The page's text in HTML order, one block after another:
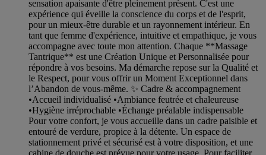
sensation apaisante d'être pleinement présent. C'est une
expérience qui éveille la conscience du corps et de l'esprit,
pour un mieux-être durable et un rayonnement intérieur. En
tant que femme d'expérience, intuitive et empathique, je vous
accompagne avec toute mon attention. Chaque **Massage
Tantrique** est une Création Unique et Personnalisée pour
répondre à vos besoins. Ma démarche repose sur la Qualité et
le Respect, pour vous offrir un Moment Exceptionnel dans
l’Abandon de vous-même. ✨ Cadre & accompagnement
•Accueil individualisé •Ambiance feutrée et chaleureuse
•Hygiène irréprochable •Échange préalable indispensable
Pour votre confort, je vous accueille dans un cadre paisible et
entouré de verdure, propice à la détente. Un espace de
stationnement privé et sécurisé est à votre disposition, et une